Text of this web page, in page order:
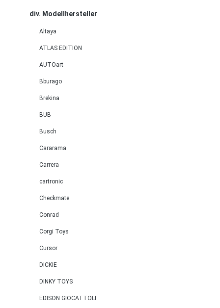
div. Modellhersteller
Altaya
ATLAS EDITION
AUTOart
Bburago
Brekina
BUB
Busch
Cararama
Carrera
cartronic
Checkmate
Conrad
Corgi Toys
Cursor
DICKIE
DINKY TOYS
EDISON GIOCATTOLI